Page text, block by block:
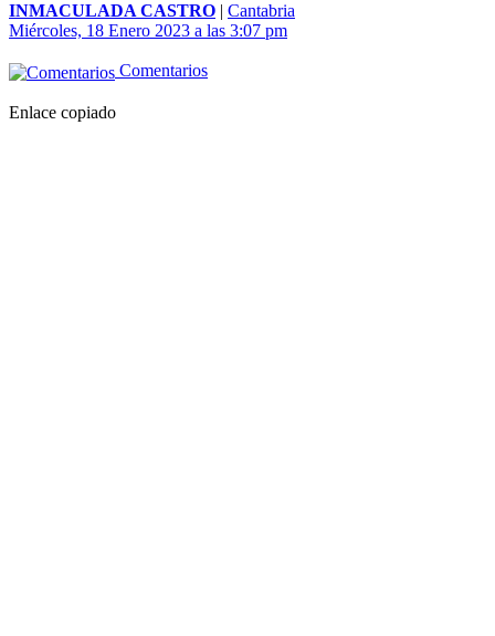
INMACULADA CASTRO | Cantabria
Miércoles, 18 Enero 2023 a las 3:07 pm
Comentarios
Enlace copiado